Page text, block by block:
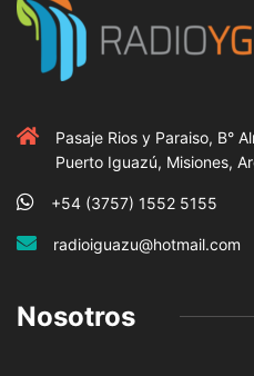
Pasaje Rios y Paraiso, B°
Puerto Iguazú, Misiones,
+54 (3757) 1552 5155
radioiguazu@hotmail.com
Nosotros